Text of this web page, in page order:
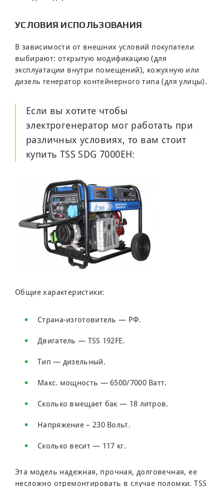
УСЛОВИЯ ИСПОЛЬЗОВАНИЯ
В зависимости от внешних условий покупатели
выбирают: открытую модификацию (для
эксплуатации внутри помещений), кожухную или
дизель генератор контейнерного типа (для улицы).
Если вы хотите чтобы
электрогенератор мог работать при
различных условиях, то вам стоит
купить TSS SDG 7000EH:
Общие характеристики:
Страна-изготовитель — РФ.
Двигатель — TSS 192FE.
Тип — дизельный.
Макс. мощность — 6500/7000 Ватт.
Сколько вмещает бак — 18 литров.
Напряжение – 230 Вольт.
Сколько весит — 117 кг.
Эта модель надежная, прочная, долговечная, ее
несложно отремонтировать в случае поломки. TSS